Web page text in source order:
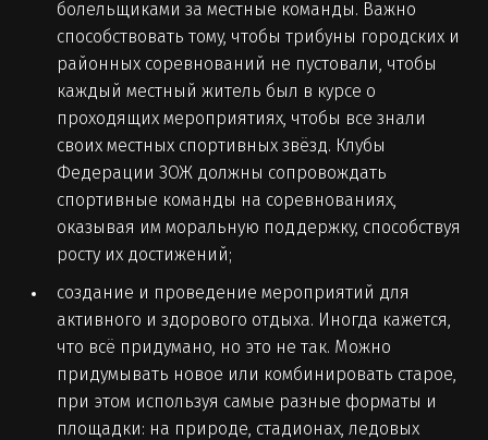
болельщиками за местные команды. Важно
способствовать тому, чтобы трибуны городских и
районных соревнований не пустовали, чтобы
каждый местный житель был в курсе о
проходящих мероприятиях, чтобы все знали
своих местных спортивных звёзд. Клубы
Федерации ЗОЖ должны сопровождать
спортивные команды на соревнованиях,
оказывая им моральную поддержку, способствуя
росту их достижений;
создание и проведение мероприятий для
активного и здорового отдыха. Иногда кажется,
что всё придумано, но это не так. Можно
придумывать новое или комбинировать старое,
при этом используя самые разные форматы и
площадки: на природе, стадионах, ледовых